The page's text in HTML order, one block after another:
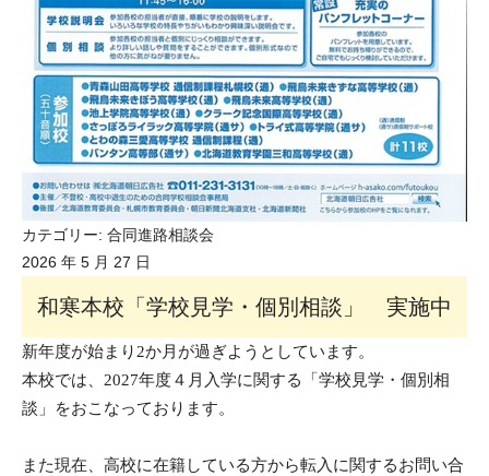
カテゴリー: 合同進路相談会
2026 年 5 月 27 日
和寒本校「学校見学・個別相談」 実施中
新年度が始まり2か月が過ぎようとしています。
本校では、 2027年度４月入学に関する「学校見学・個別相
談」をおこなっております。
また現在、高校に在籍している方から転入に関するお問い合